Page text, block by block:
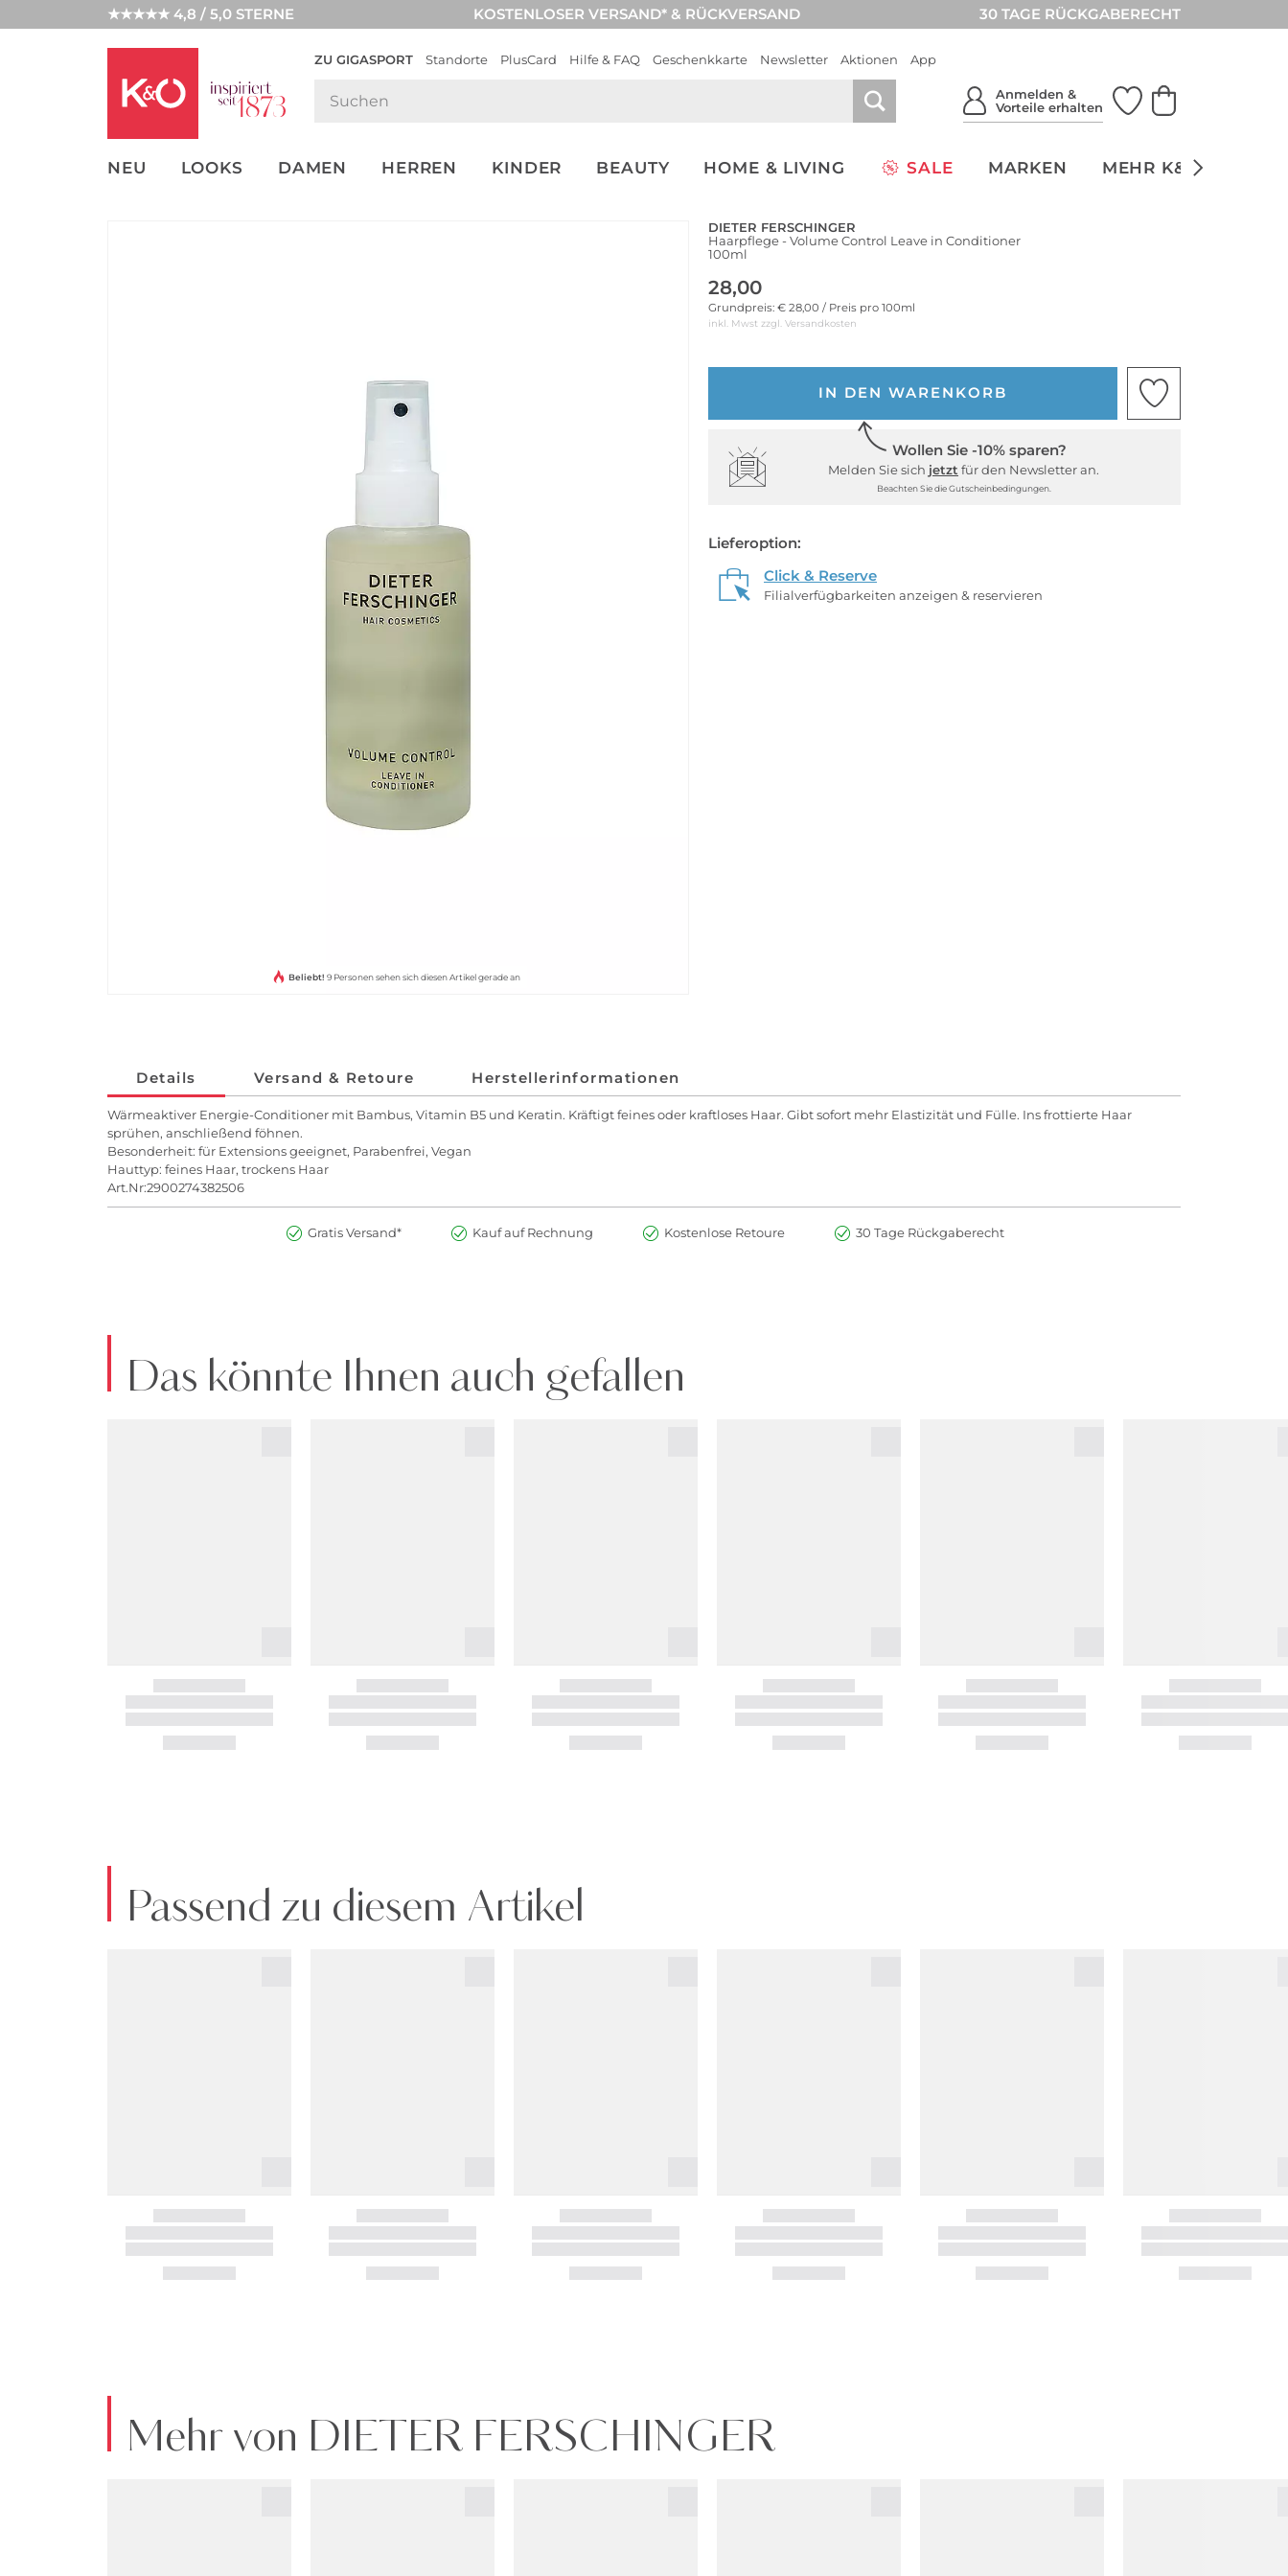
★★★★★ 4,8 / 5,0 STERNE KOSTENLOSER VERSAND* & RÜCKVERSAND 30 TAGE RÜCKGABERECHT
ZU GIGASPORT Standorte PlusCard Hilfe & FAQ Geschenkkarte Newsletter Aktionen App
Anmelden &
Vorteile erhalten
NEU LOOKS DAMEN HERREN KINDER BEAUTY HOME & LIVING SALE MARKEN MEHR K&Ö
UNSERE APP
CLICK &
Beliebt! 9 Personen sehen sich diesen Artikel gerade an
DIETER FERSCHINGER
Haarpflege - Volume Control Leave in Conditioner
100ml
28,00
Grundpreis: € 28,00 / Preis pro 100ml
inkl. Mwst zzgl. Versandkosten
IN DEN WARENKORB
Wollen Sie -10% sparen?
Melden Sie sich jetzt für den Newsletter an.
Beachten Sie die Gutscheinbedingungen.
Lieferoption:
Click & Reserve
Filialverfügbarkeiten anzeigen & reservieren
Details Versand & Retoure Herstellerinformationen
Wärmeaktiver Energie-Conditioner mit Bambus, Vitamin B5 und Keratin. Kräftigt feines oder kraftloses Haar. Gibt sofort mehr Elastizität und Fülle. Ins frottierte Haar
sprühen, anschließend föhnen.
Besonderheit: für Extensions geeignet, Parabenfrei, Vegan
Hauttyp: feines Haar, trockens Haar
Art.Nr:2900274382506
Gratis Versand* Kauf auf Rechnung Kostenlose Retoure 30 Tage Rückgaberecht
Das könnte Ihnen auch gefallen
Passend zu diesem Artikel
Mehr von DIETER FERSCHINGER